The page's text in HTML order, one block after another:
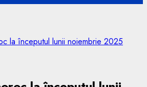
la începutul lunii noiembrie 2025